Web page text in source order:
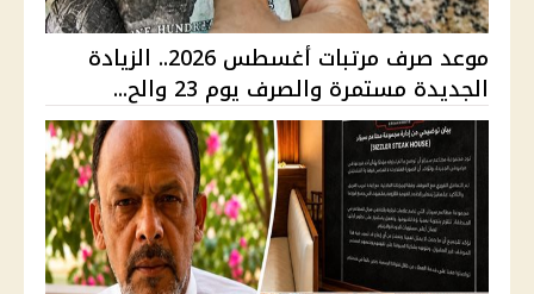
موعد صرف مرتبات أغسطس 2026.. الزيادة
الجديدة مستمرة والصرف يوم 23 والح...